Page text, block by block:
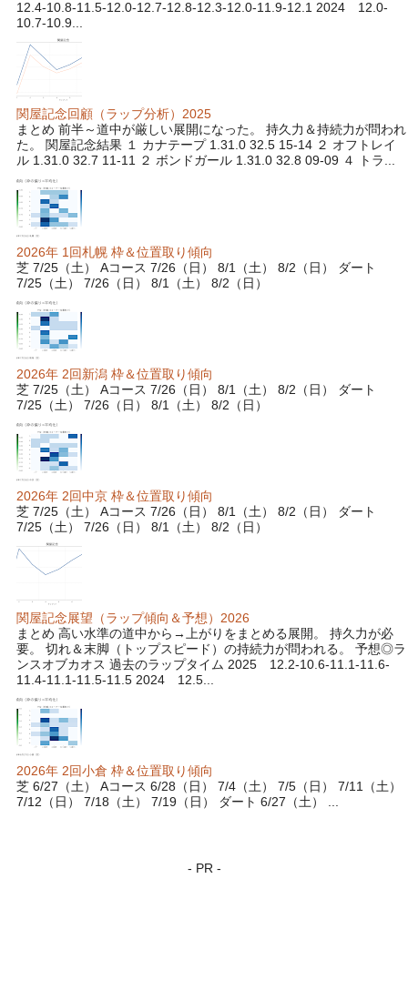
12.4-10.8-11.5-12.0-12.7-12.8-12.3-12.0-11.9-12.1 2024 12.0-
10.7-10.9...
関屋記念回顧（ラップ分析）2025
まとめ 前半～道中が厳しい展開になった。 持久力＆持続力が問われ
た。 関屋記念結果 １ カナテープ 1.31.0 32.5 15-14 ２ オフトレイ
ル 1.31.0 32.7 11-11 ２ ボンドガール 1.31.0 32.8 09-09 ４ トラ...
2026年 1回札幌 枠＆位置取り傾向
芝 7/25（土） Aコース 7/26（日） 8/1（土） 8/2（日） ダート
7/25（土） 7/26（日） 8/1（土） 8/2（日）
2026年 2回新潟 枠＆位置取り傾向
芝 7/25（土） Aコース 7/26（日） 8/1（土） 8/2（日） ダート
7/25（土） 7/26（日） 8/1（土） 8/2（日）
2026年 2回中京 枠＆位置取り傾向
芝 7/25（土） Aコース 7/26（日） 8/1（土） 8/2（日） ダート
7/25（土） 7/26（日） 8/1（土） 8/2（日）
関屋記念展望（ラップ傾向＆予想）2026
まとめ 高い水準の道中から→上がりをまとめる展開。 持久力が必
要。 切れ＆末脚（トップスピード）の持続力が問われる。 予想◎ラ
ンスオブカオス 過去のラップタイム 2025 12.2-10.6-11.1-11.6-
11.4-11.1-11.5-11.5 2024 12.5...
2026年 2回小倉 枠＆位置取り傾向
芝 6/27（土） Aコース 6/28（日） 7/4（土） 7/5（日） 7/11（土）
7/12（日） 7/18（土） 7/19（日） ダート 6/27（土） ...
- PR -